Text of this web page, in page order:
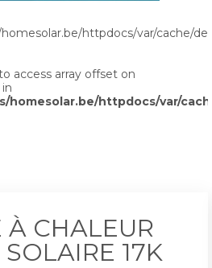
httpdocs/var/cache/
access array offset on
homesolar.be/httpdocs/var/
À CHALEUR
17K